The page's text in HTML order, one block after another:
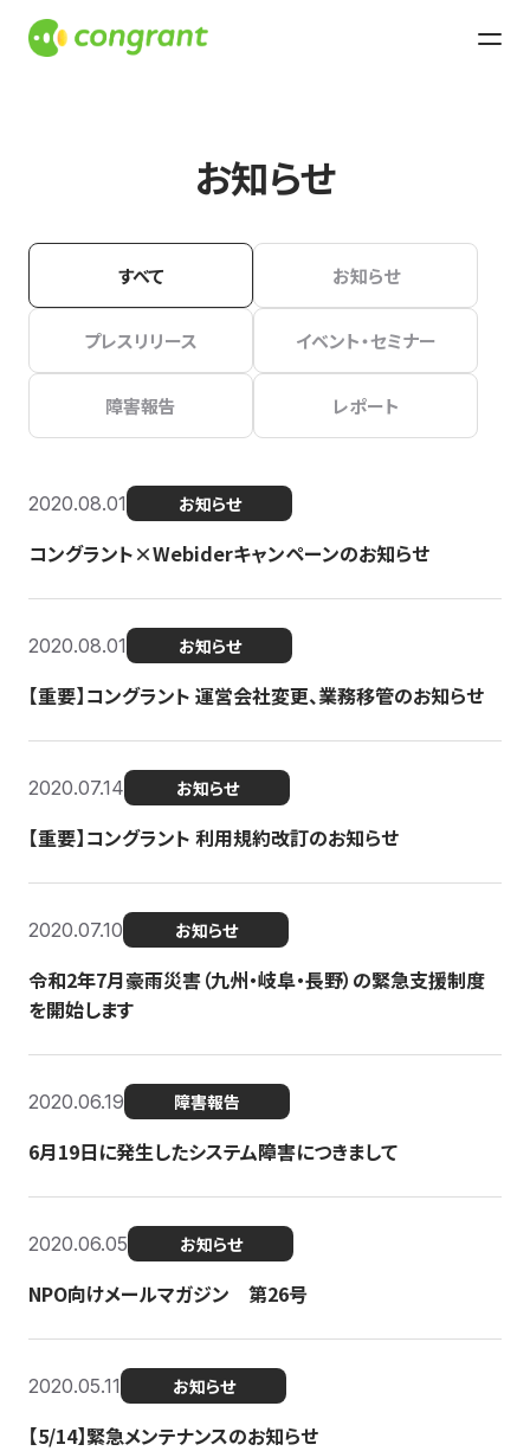
お知らせ
すべて お知らせ
プレスリリース イベント・セミナー
障害報告 レポート
2020.08.01 お知らせ
コングラント×Webiderキャンペーンのお知らせ
2020.08.01 お知らせ
【重要】コングラント 運営会社変更、業務移管のお知らせ
2020.07.14 お知らせ
【重要】コングラント 利用規約改訂のお知らせ
2020.07.10 お知らせ
令和2年7月豪雨災害（九州・岐阜・長野）の緊急支援制度
を開始します
2020.06.19 障害報告
6月19日に発生したシステム障害につきまして
2020.06.05 お知らせ
NPO向けメールマガジン 第26号
2020.05.11 お知らせ
【5/14】緊急メンテナンスのお知らせ